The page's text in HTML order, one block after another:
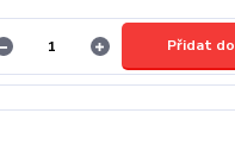
Přidat